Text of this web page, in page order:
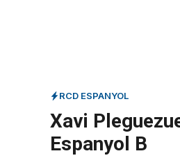
RCD ESPANYOL
Xavi
Espanyol B